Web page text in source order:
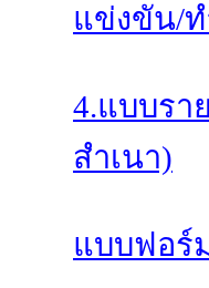
แข่งขัน/
4.แบบรา
สำเนา)
แบบฟอร์